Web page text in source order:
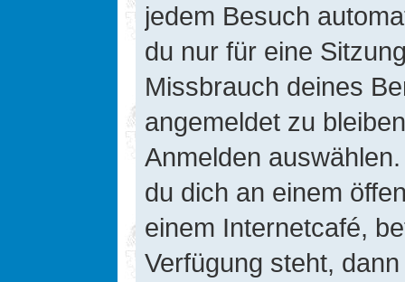
jedem Besuch
du nur für eine
Missbrauch deines
angemeldet zu
Anmelden
du dich an einem
einem Internetcafé,
Verfügung steht,